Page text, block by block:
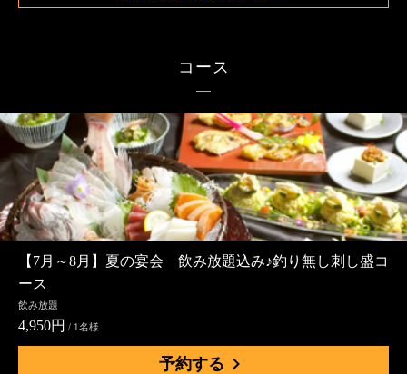
コース
【7月～8月】夏の宴会 飲み放題込み♪釣り無し刺し盛コ
ース
飲み放題
4,950円 / 1名様
予約する